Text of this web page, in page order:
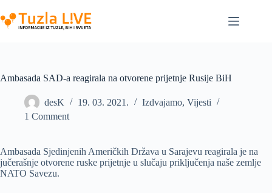
to
content
Ambasada SAD-a reagirala na otvorene prijetnje Rusije BiH
desK 19. 03. 2021. Izdvajamo, Vijesti
1 Comment
Ambasada Sjedinjenih Američkih Država u Sarajevu reagirala je na
jučerašnje otvorene ruske prijetnje u slučaju priključenja naše zemlje
NATO Savezu.